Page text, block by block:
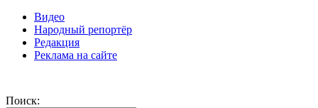
Видео
Народный репортёр
Редакция
Реклама на сайте
Поиск: